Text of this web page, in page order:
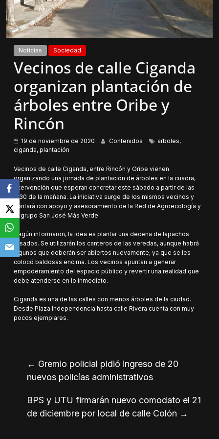
Noticias Sociedad
Vecinos de calle Ciganda
organizan plantación de
árboles entre Oribe y
Rincón
19 de noviembre de 2020 Contenidos arboles,
ciganda,plantación
Vecinos de calle Ciganda, entre Rincón y Oribe vienen
organizando una jornada de plantación de árboles en la cuadra,
intervención que esperan concretar este sábado a partir de las
8:30 de la mañana. La iniciativa surge de los mismos vecinos y
contará con apoyo y asesoramiento de la Red de Agroecología y
el grupo San José Más Verde.
Según informaron, la idea es plantar una decena de lapachos
rosados. Se utilizarán los canteros de las veredas, aunque habrá
algunos que deberán ser abiertos nuevamente, ya que se les
colocó baldosas encima. Los vecinos apuntan a generar
empoderamiento del espacio público y revertir una realidad que
debe atenderse en lo inmediato.
Ciganda es una de las calles con menos árboles de la ciudad.
Desde Plaza Independencia hasta calle Rivera cuenta con muy
pocos ejemplares.
← Gremio policial pidió ingreso de 20
nuevos policías administrativos
BPS y UTU firmarán nuevo comodato el 21
de diciembre por local de calle Colón →